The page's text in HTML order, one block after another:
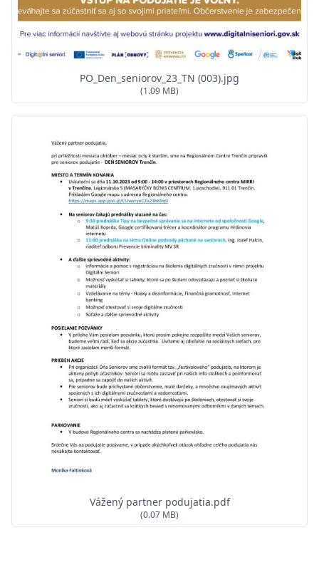
PO_Den_seniorov_23_TN (003).jpg
(1.09 MB)
Vážený partner podujatia.pdf
(0.07 MB)